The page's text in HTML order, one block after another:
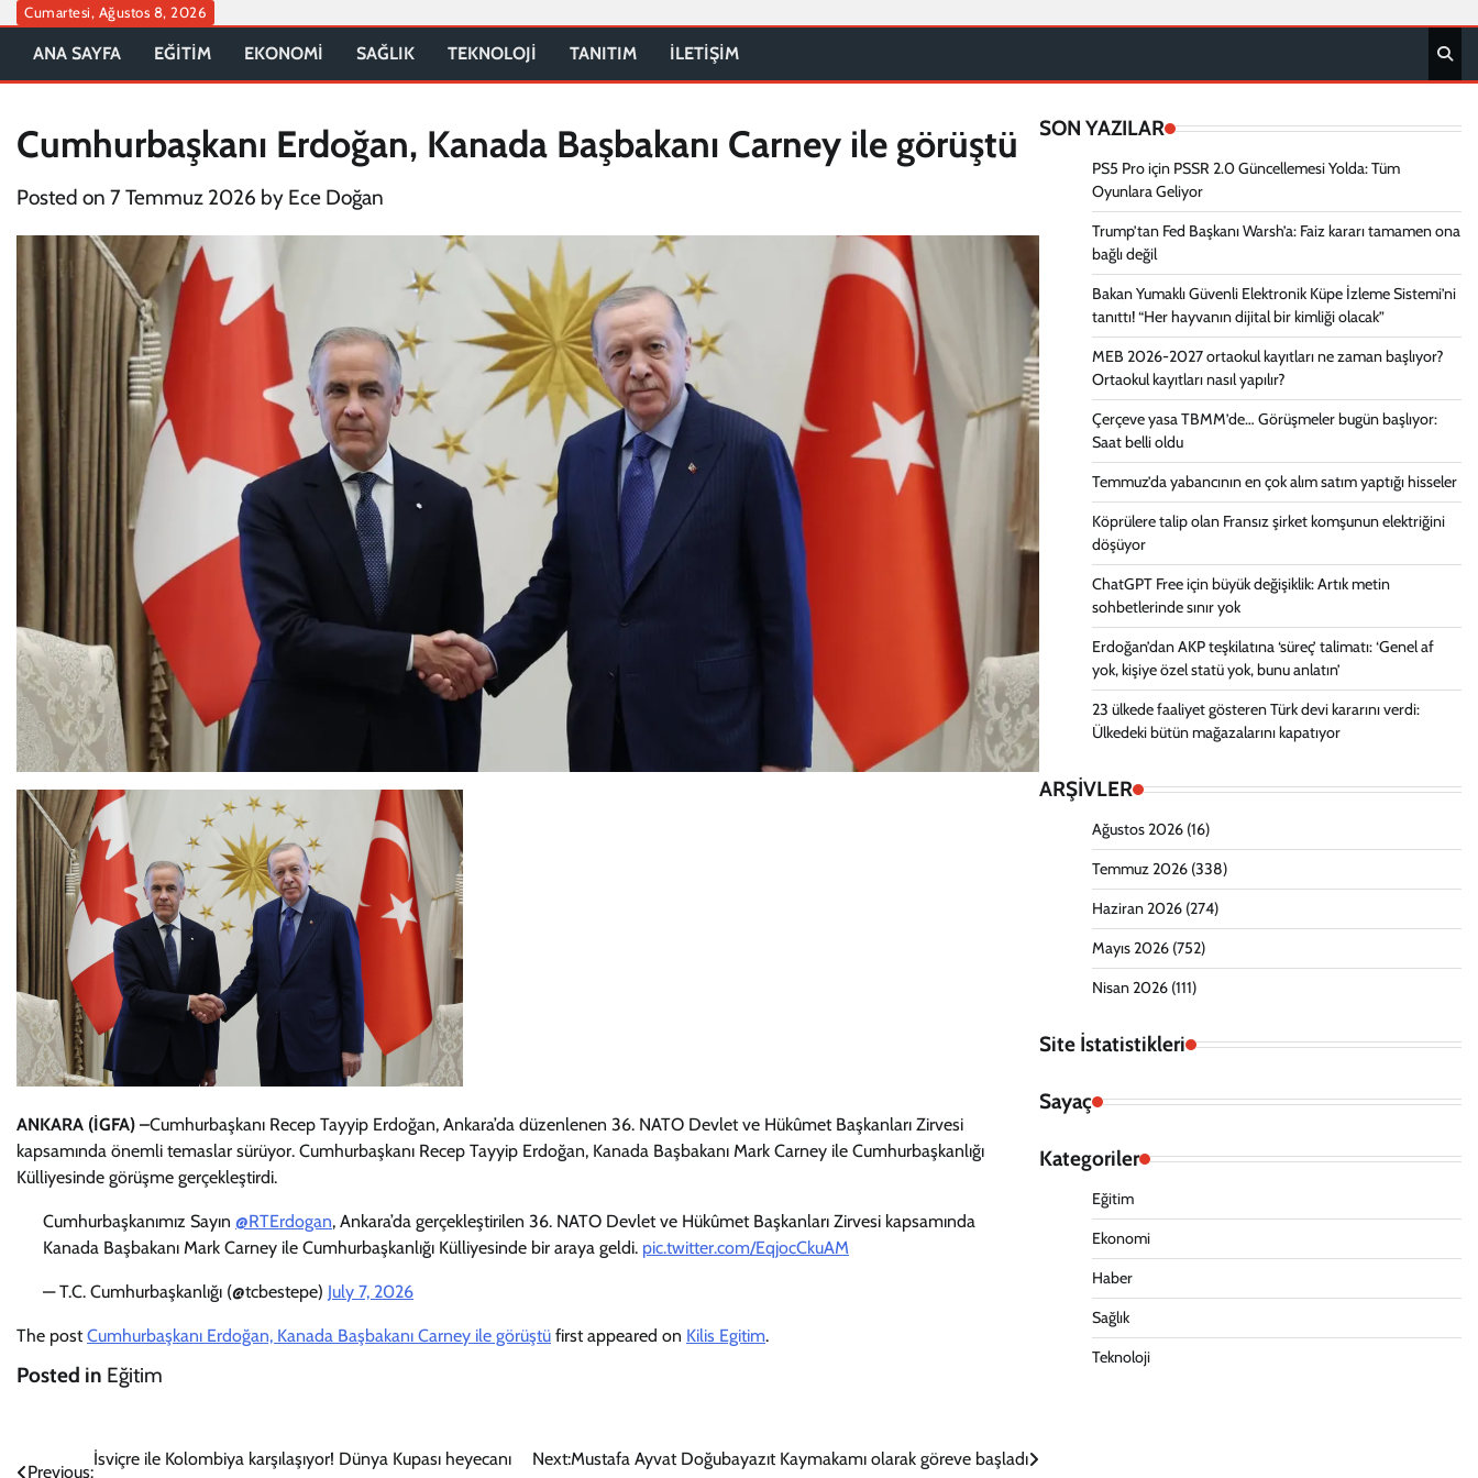
Skip
content
Cumartesi, Ağustos 8, 2026
ANA SAYFA EĞİTİM EKONOMİ SAĞLIK TEKNOLOJİ TANITIM İLETİŞİM
Cumhurbaşkanı Erdoğan, Kanada Başbakanı Carney ile görüştü
Posted on 7 Temmuz 2026 by Ece Doğan
ANKARA (İGFA) –Cumhurbaşkanı Recep Tayyip Erdoğan, Ankara’da düzenlenen 36. NATO Devlet ve Hükûmet Başkanları Zirvesi
kapsamında önemli temaslar sürüyor. Cumhurbaşkanı Recep Tayyip Erdoğan, Kanada Başbakanı Mark Carney ile Cumhurbaşkanlığı
Külliyesinde görüşme gerçekleştirdi.
Cumhurbaşkanımız Sayın @RTErdogan, Ankara’da gerçekleştirilen 36. NATO Devlet ve Hükûmet Başkanları Zirvesi kapsamında
Kanada Başbakanı Mark Carney ile Cumhurbaşkanlığı Külliyesinde bir araya geldi. pic.twitter.com/EqjocCkuAM
— T.C. Cumhurbaşkanlığı (@tcbestepe) July 7, 2026
The postCumhurbaşkanı Erdoğan, Kanada Başbakanı Carney ile görüştü first appeared on Kilis Egitim.
Posted in Eğitim
Yazı
Previous:
İsviçre ile Kolombiya karşılaşıyor! Dünya Kupası heyecanı
Next:Mustafa Ayvat Doğubayazıt Kaymakamı olarak göreve başladı
SON YAZILAR
PS5 Pro için PSSR 2.0 Güncellemesi Yolda: Tüm
Oyunlara Geliyor
Trump’tan Fed Başkanı Warsh’a: Faiz kararı tamamen ona
bağlı değil
Bakan Yumaklı Güvenli Elektronik Küpe İzleme Sistemi’ni
tanıttı! “Her hayvanın dijital bir kimliği olacak”
MEB 2026-2027 ortaokul kayıtları ne zaman başlıyor?
Ortaokul kayıtları nasıl yapılır?
Çerçeve yasa TBMM’de… Görüşmeler bugün başlıyor:
Saat belli oldu
Temmuz’da yabancının en çok alım satım yaptığı hisseler
Köprülere talip olan Fransız şirket komşunun elektriğini
döşüyor
ChatGPT Free için büyük değişiklik: Artık metin
sohbetlerinde sınır yok
Erdoğan’dan AKP teşkilatına ‘süreç’ talimatı: ‘Genel af
yok, kişiye özel statü yok, bunu anlatın’
23 ülkede faaliyet gösteren Türk devi kararını verdi:
Ülkedeki bütün mağazalarını kapatıyor
ARŞİVLER
Ağustos 2026(16)
Temmuz 2026(338)
Haziran 2026(274)
Mayıs 2026(752)
Nisan 2026(111)
Site İstatistikleri
Sayaç
Kategoriler
Eğitim
Ekonomi
Haber
Sağlık
Teknoloji